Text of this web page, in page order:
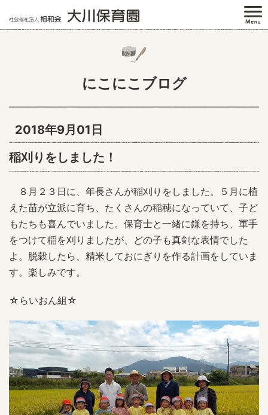
にこにこブログ
2018年9月01日
稲刈りをしました！
８月２３日に、年長さんが稲刈りをしました。５月に植
えた苗が立派に育ち、たくさんの稲穂になっていて、子ど
もたちも喜んでいました。保育士と一緒に鎌を持ち、軍手
をつけて稲を刈りましたが、どの子も真剣な表情でした
よ。脱穀したら、精米しておにぎりを作る計画をしていま
す。楽しみです。
☆らいおん組☆